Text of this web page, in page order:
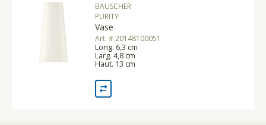
BAUSCHER
PURITY
Vase
Art. # 20148100051
Long. 6,3 cm
Larg. 4,8 cm
Haut. 13 cm